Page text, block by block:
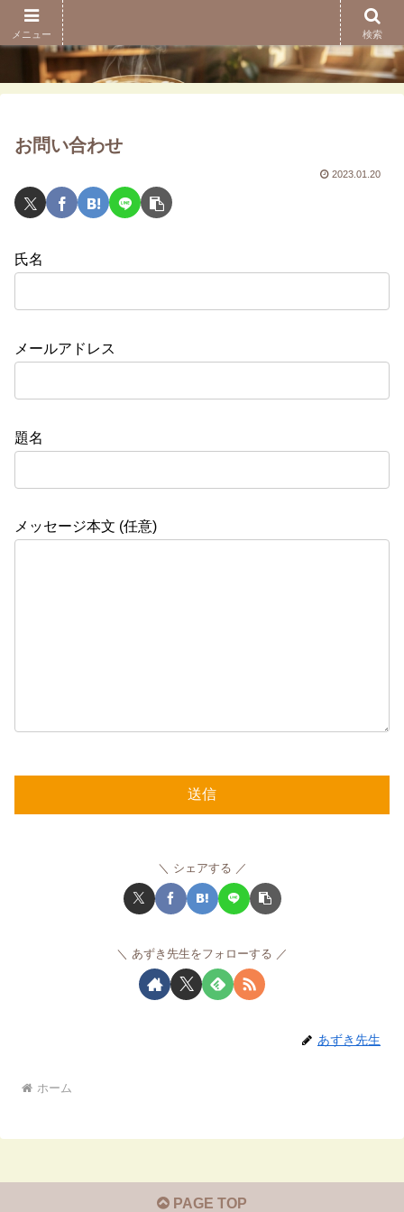
お問い合わせ
2023.01.20
氏名
メールアドレス
題名
メッセージ本文 (任意)
シェアする
あずき先生をフォローする
あずき先生
ホーム
PAGE TOP
メニュー 検索